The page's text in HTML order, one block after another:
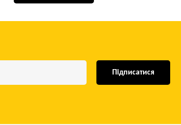
Підписатися